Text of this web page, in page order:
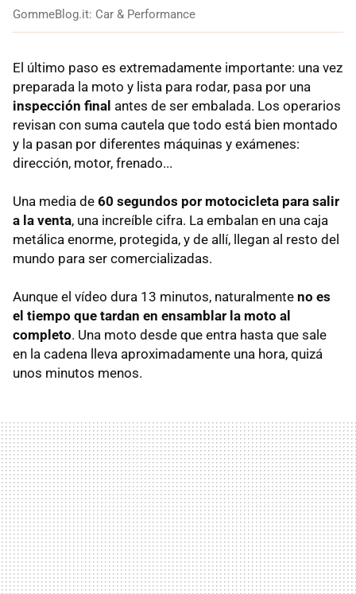
GommeBlog.it: Car & Performance
El último paso es extremadamente importante: una vez
preparada la moto y lista para rodar, pasa por una
inspección final antes de ser embalada. Los operarios
revisan con suma cautela que todo está bien montado
y la pasan por diferentes máquinas y exámenes:
dirección, motor, frenado...
Una media de 60 segundos por motocicleta para salir
a la venta, una increíble cifra. La embalan en una caja
metálica enorme, protegida, y de allí, llegan al resto del
mundo para ser comercializadas.
Aunque el vídeo dura 13 minutos, naturalmente no es
el tiempo que tardan en ensamblar la moto al
completo. Una moto desde que entra hasta que sale
en la cadena lleva aproximadamente una hora, quizá
unos minutos menos.